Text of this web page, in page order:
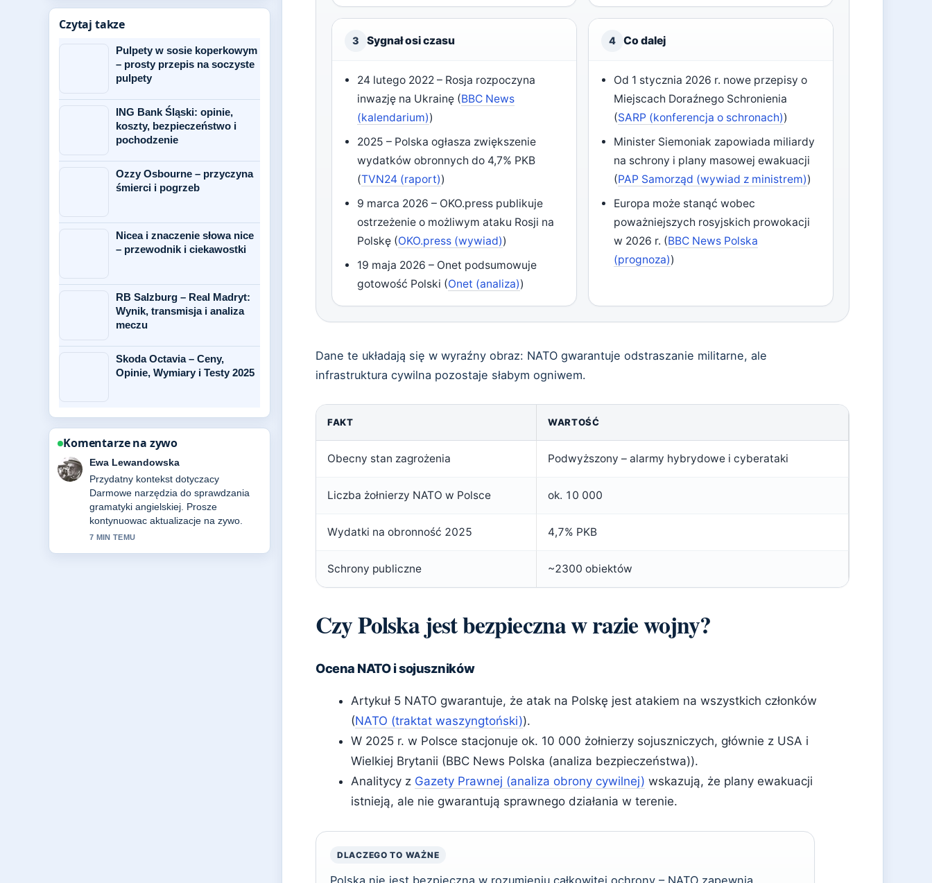
3 Sygnał osi czasu
24 lutego 2022 – Rosja rozpoczyna
inwazję na Ukrainę (BBC News
(kalendarium))
2025 – Polska ogłasza zwiększenie
wydatków obronnych do 4,7% PKB
(TVN24 (raport))
9 marca 2026 – OKO.press publikuje
ostrzeżenie o możliwym ataku Rosji na
Polskę (OKO.press (wywiad))
19 maja 2026 – Onet podsumowuje
gotowość Polski (Onet (analiza))
4 Co dalej
Od 1 stycznia 2026 r. nowe przepisy o
Miejscach Doraźnego Schronienia
(SARP (konferencja o schronach))
Minister Siemoniak zapowiada miliardy
na schrony i plany masowej ewakuacji
(PAP Samorząd (wywiad z ministrem))
Europa może stanąć wobec
poważniejszych rosyjskich prowokacji
w 2026 r. (BBC News Polska
(prognoza))
Dane te układają się w wyraźny obraz: NATO gwarantuje odstraszanie militarne, ale
infrastruktura cywilna pozostaje słabym ogniwem.
FAKT WARTOŚĆ
Obecny stan zagrożenia Podwyższony – alarmy hybrydowe i cyberataki
Liczba żołnierzy NATO w Polsce ok. 10 000
Wydatki na obronność 2025 4,7% PKB
Schrony publiczne ~2300 obiektów
Czy Polska jest bezpieczna w razie wojny?
Ocena NATO i sojuszników
Artykuł 5 NATO gwarantuje, że atak na Polskę jest atakiem na wszystkich członków
(NATO (traktat waszyngtoński)).
W 2025 r. w Polsce stacjonuje ok. 10 000 żołnierzy sojuszniczych, głównie z USA i
Wielkiej Brytanii (BBC News Polska (analiza bezpieczeństwa)).
Analitycy z Gazety Prawnej (analiza obrony cywilnej) wskazują, że plany ewakuacji
istnieją, ale nie gwarantują sprawnego działania w terenie.
DLACZEGO TO WAŻNE
Polska nie jest bezpieczna w rozumieniu całkowitej ochrony – NATO zapewnia
Czytaj takze
Pulpety w sosie koperkowym
– prosty przepis na soczyste
pulpety
ING Bank Śląski: opinie,
koszty, bezpieczeństwo i
pochodzenie
Ozzy Osbourne – przyczyna
śmierci i pogrzeb
Nicea i znaczenie słowa nice
– przewodnik i ciekawostki
RB Salzburg – Real Madryt:
Wynik, transmisja i analiza
meczu
Skoda Octavia – Ceny,
Opinie, Wymiary i Testy 2025
Komentarze na zywo
Tomasz Dabrowski
Relacja o Figa – właściwości
zdrowotne, pochodzenie i jak... jest
solidna i bardzo latwa do sledzenia.
9 MIN TEMU